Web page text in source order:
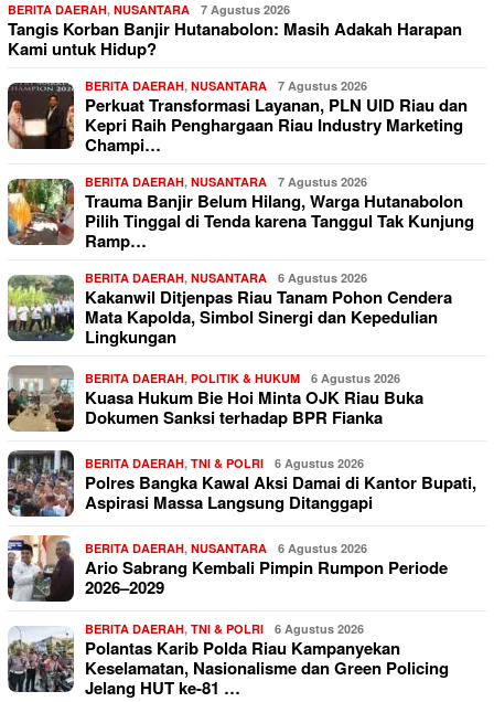
BERITA DAERAH, NUSANTARA 7 Agustus 2026
Tangis Korban Banjir Hutanabolon: Masih Adakah Harapan
Kami untuk Hidup?
BERITA DAERAH, NUSANTARA 7 Agustus 2026
Perkuat Transformasi Layanan, PLN UID Riau dan
Kepri Raih Penghargaan Riau Industry Marketing
Champi…
BERITA DAERAH, NUSANTARA 7 Agustus 2026
Trauma Banjir Belum Hilang, Warga Hutanabolon
Pilih Tinggal di Tenda karena Tanggul Tak Kunjung
Ramp…
BERITA DAERAH, NUSANTARA 6 Agustus 2026
Kakanwil Ditjenpas Riau Tanam Pohon Cendera
Mata Kapolda, Simbol Sinergi dan Kepedulian
Lingkungan
BERITA DAERAH, POLITIK & HUKUM 6 Agustus 2026
Kuasa Hukum Bie Hoi Minta OJK Riau Buka
Dokumen Sanksi terhadap BPR Fianka
BERITA DAERAH, TNI & POLRI 6 Agustus 2026
Polres Bangka Kawal Aksi Damai di Kantor Bupati,
Aspirasi Massa Langsung Ditanggapi
BERITA DAERAH, NUSANTARA 6 Agustus 2026
Ario Sabrang Kembali Pimpin Rumpon Periode
2026–2029
BERITA DAERAH, TNI & POLRI 6 Agustus 2026
Polantas Karib Polda Riau Kampanyekan
Keselamatan, Nasionalisme dan Green Policing
Jelang HUT ke-81 …